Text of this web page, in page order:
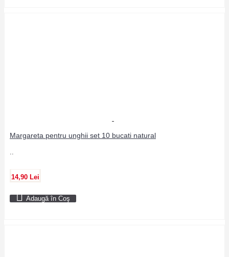
Margareta pentru unghii set 10 bucati natural
..
14,90 Lei
Adaugă în Coş